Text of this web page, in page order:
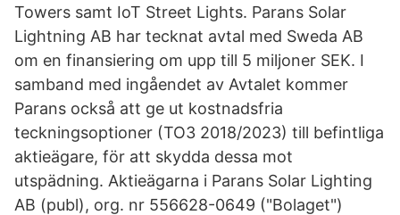
Towers samt IoT Street Lights. Parans Solar
Lightning AB har tecknat avtal med Sweda AB
om en finansiering om upp till 5 miljoner SEK. I
samband med ingåendet av Avtalet kommer
Parans också att ge ut kostnadsfria
teckningsoptioner (TO3 2018/2023) till befintliga
aktieägare, för att skydda dessa mot
utspädning. Aktieägarna i Parans Solar Lighting
AB (publ), org. nr 556628-0649 ("Bolaget")